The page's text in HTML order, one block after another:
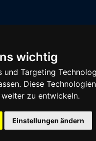
wichtig
Targeting
Diese
zu entwickeln.
Einstellungen ändern